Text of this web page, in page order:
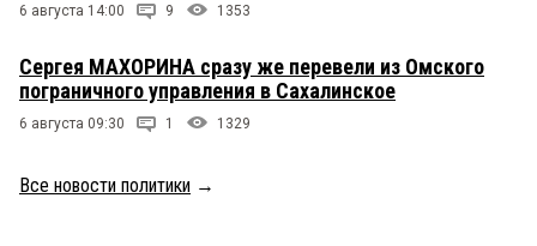
6 августа 14:00 9 1353
Сергея МАХОРИНА сразу же перевели из Омского
пограничного управления в Сахалинское
6 августа 09:30 1 1329
Все новости политики →